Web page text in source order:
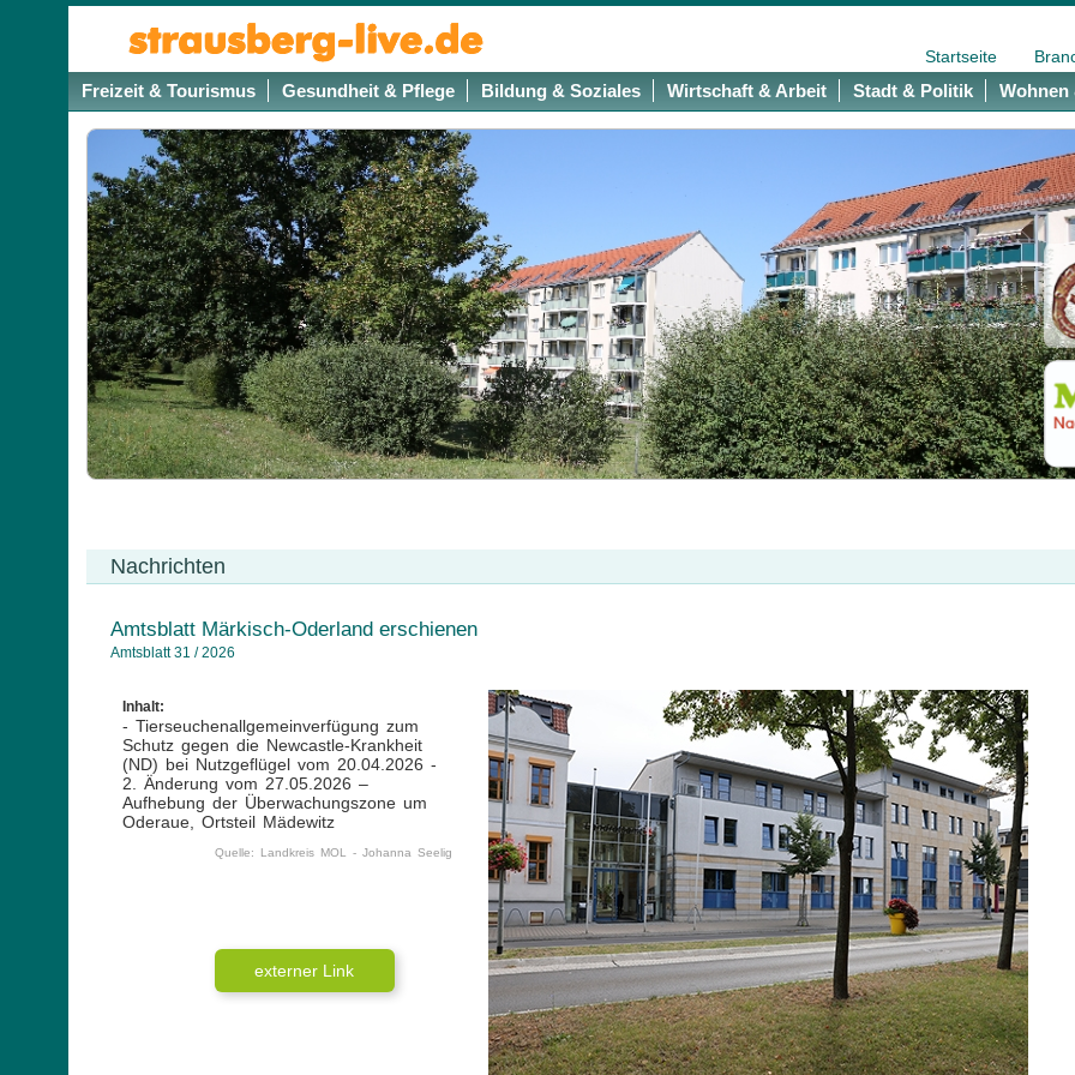
Startseite
Freizeit & Tourismus Gesundheit & Pflege Bildung & Soziales Wirtschaft & Arbeit Stadt & Politik Wohnen
Nachrichten
Amtsblatt Märkisch-Oderland erschienen
Amtsblatt 31 / 2026
Inhalt:
- Tierseuchenallgemeinverfügung zum
Schutz gegen die Newcastle-Krankheit
(ND) bei Nutzgeflügel vom 20.04.2026 -
2. Änderung vom 27.05.2026 –
Aufhebung der Überwachungszone um
Oderaue, Ortsteil Mädewitz
Quelle: Landkreis MOL - Johanna Seelig
externer Link